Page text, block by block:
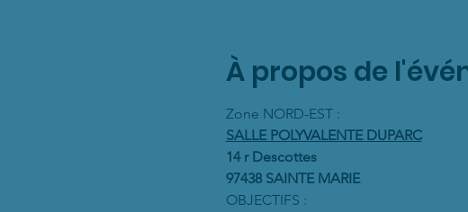
À propos de
Zone NORD-EST :
SALLE POLYVALENTE DUPARC
14 r Descottes
97438 SAINTE MARIE
OBJECTIFS :